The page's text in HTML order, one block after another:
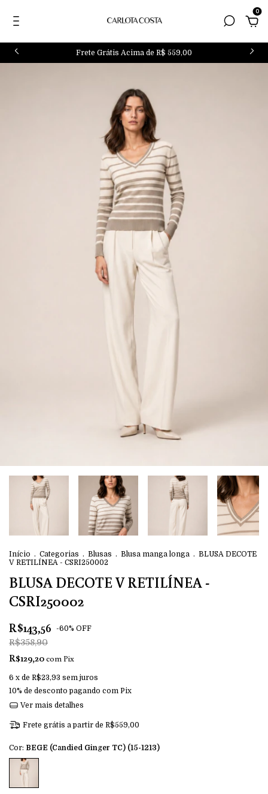
0
Frete Grátis Acima de R$ 559,00
Início . Categorias . Blusas . Blusa manga longa . BLUSA DECOTE
V RETILÍNEA - CSRI250002
BLUSA DECOTE V RETILÍNEA -
CSRI250002
R$143,56 -60% OFF
R$358,90
R$129,20comPix
6 x de R$23,93 sem juros
10% de desconto pagando com Pix
Ver mais detalhes
Frete grátis a partir de R$559,00
Cor: BEGE (Candied Ginger TC) (15-1213)